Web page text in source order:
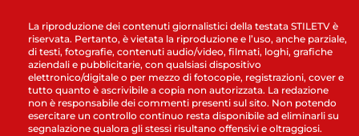
La riproduzione dei contenuti giornalistici della testata STILETV è
riservata. Pertanto, è vietata la riproduzione e l’uso, anche parziale,
di testi, fotografie, contenuti audio/video, filmati, loghi, grafiche
aziendali e pubblicitarie, con qualsiasi dispositivo
elettronico/digitale o per mezzo di fotocopie, registrazioni, cover e
tutto quanto è ascrivibile a copia non autorizzata. La redazione
non è responsabile dei commenti presenti sul sito. Non potendo
esercitare un controllo continuo resta disponibile ad eliminarli su
segnalazione qualora gli stessi risultano offensivi e oltraggiosi.